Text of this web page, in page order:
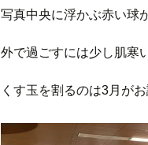
写真中央に浮かぶ赤い球
外で過ごすには少し肌寒
くす玉を割るのは3月が